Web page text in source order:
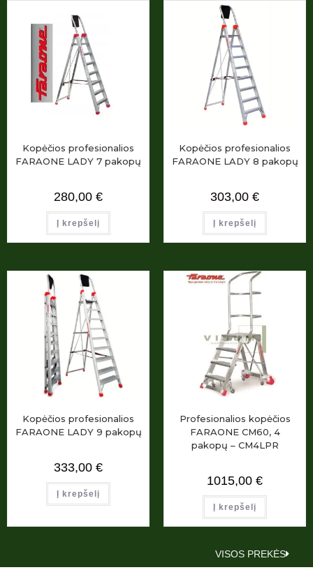
Kopėčios profesionalios
FARAONE LADY 7 pakopų
280,00 €
Į krepšelį
Kopėčios profesionalios
FARAONE LADY 8 pakopų
303,00 €
Į krepšelį
Kopėčios profesionalios
FARAONE LADY 9 pakopų
333,00 €
Į krepšelį
Profesionalios kopėčios
FARAONE CM60, 4
pakopų – CM4LPR
1015,00 €
Į krepšelį
VISOS PREKĖS